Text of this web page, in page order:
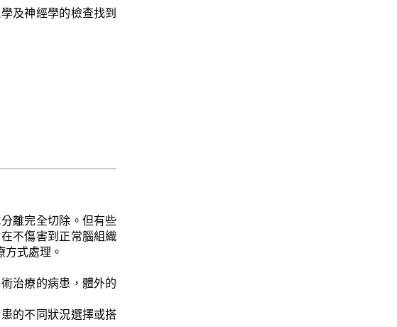
及神經學的檢查找到
離完全切除。但有些
不傷害到正常腦組織
式處理。
治療的病患，體外的
的不同狀況選擇或搭